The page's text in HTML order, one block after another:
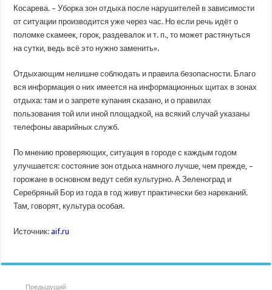
Косарева. – Уборка зон отдыха после нарушителей в зависимости
от ситуации производится уже через час. Но если речь идёт о
поломке скамеек, горок, раздевалок и т. п., то может растянуться
на сутки, ведь всё это нужно заменить».
Отдыхающим нелишне соблюдать и правила безопасности. Благо
вся информация о них имеется на информационных щитах в зонах
отдыха: там и о запрете купания сказано, и о правилах
пользования той или иной площадкой, на всякий случай указаны
телефоны аварийных служб.
По мнению проверяющих, ситуация в городе с каждым годом
улучшается: состояние зон отдыха намного лучше, чем прежде, –
горожане в основном ведут себя культурно. А Зеленоград и
Серебряный Бор из года в год живут практически без нареканий.
Там, говорят, культура особая.
Источник:aif.ru
Предыдущий